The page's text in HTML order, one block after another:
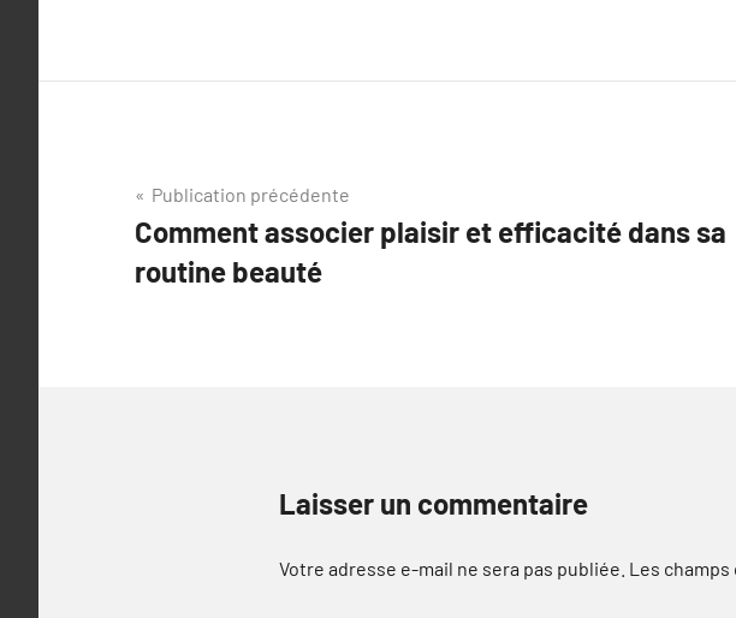
Navigation
de
l’article
Publication précédente
Comment associer plaisir et efficacité dans sa
routine beauté
Laisser un commentaire
Votre adresse e-mail ne sera pas publiée. Les